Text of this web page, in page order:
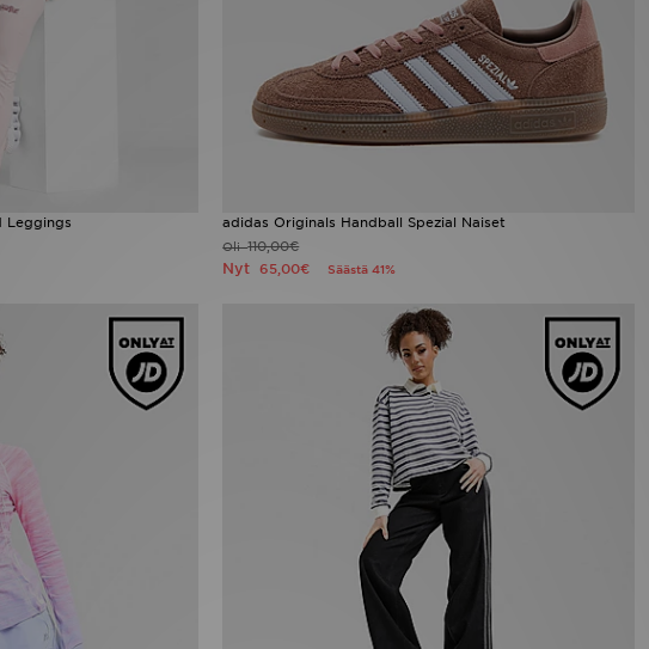
Leggings adidas Originals Handball Spezial Naiset
Oli110,00€
Nyt65,00€ Säästä 41%